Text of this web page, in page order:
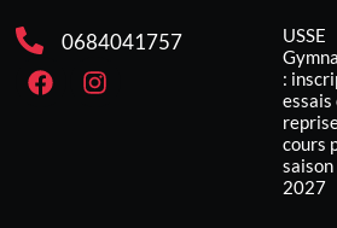
0684041757
USSE
:
essais
cours
2027